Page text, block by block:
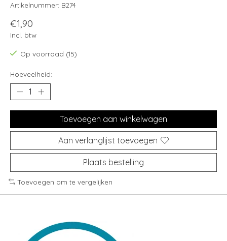
Artikelnummer: B274
€1,90
Incl. btw
Op voorraad (15)
Hoeveelheid:
Toevoegen aan winkelwagen
Aan verlanglijst toevoegen
Plaats bestelling
Toevoegen om te vergelijken